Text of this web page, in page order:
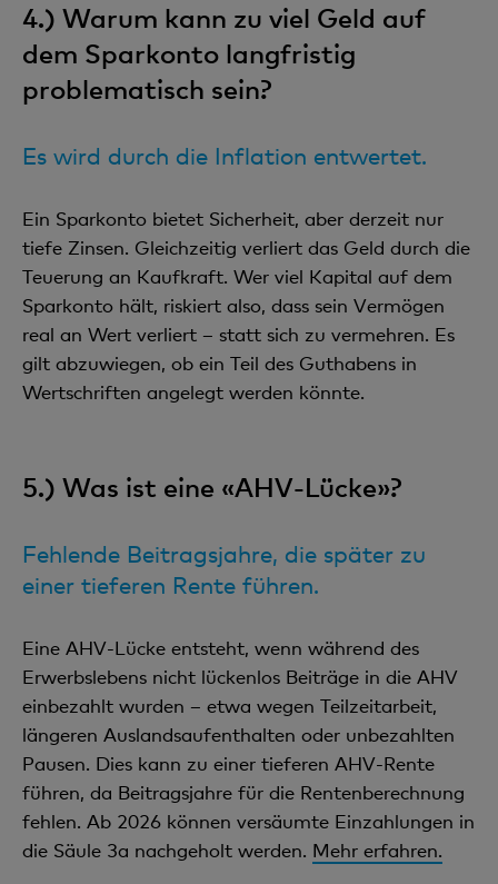
4.) Warum kann zu viel Geld auf
dem Sparkonto langfristig
problematisch sein?
Es wird durch die Inflation entwertet.
Ein Sparkonto bietet Sicherheit, aber derzeit nur
tiefe Zinsen. Gleichzeitig verliert das Geld durch die
Teuerung an Kaufkraft. Wer viel Kapital auf dem
Sparkonto hält, riskiert also, dass sein Vermögen
real an Wert verliert – statt sich zu vermehren. Es
gilt abzuwiegen, ob ein Teil des Guthabens in
Wertschriften angelegt werden könnte.
5.) Was ist eine «AHV-Lücke»?
Fehlende Beitragsjahre, die später zu
einer tieferen Rente führen.
Eine AHV-Lücke entsteht, wenn während des
Erwerbslebens nicht lückenlos Beiträge in die AHV
einbezahlt wurden – etwa wegen Teilzeitarbeit,
längeren Auslandsaufenthalten oder unbezahlten
Pausen. Dies kann zu einer tieferen AHV-Rente
führen, da Beitragsjahre für die Rentenberechnung
fehlen. Ab 2026 können versäumte Einzahlungen in
die Säule 3a nachgeholt werden. Mehr erfahren.